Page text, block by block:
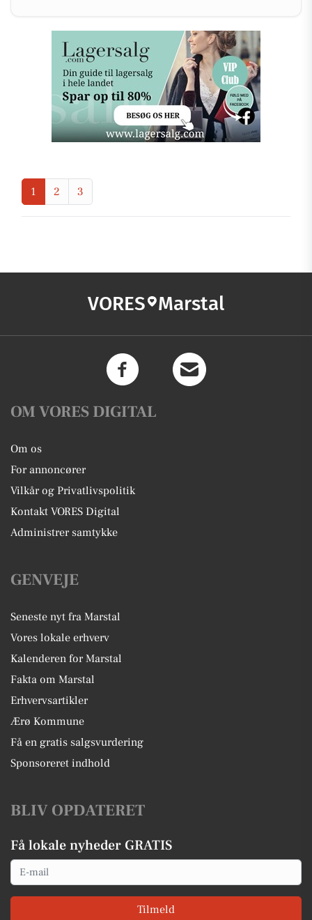
1 2 3
VORES Marstal
OM VORES DIGITAL
Om os
For annoncører
Vilkår og Privatlivspolitik
Kontakt VORES Digital
Administrer samtykke
GENVEJE
Seneste nyt fra Marstal
Vores lokale erhverv
Kalenderen for Marstal
Fakta om Marstal
Erhvervsartikler
Ærø Kommune
Få en gratis salgsvurdering
Sponsoreret indhold
BLIV OPDATERET
Få lokale nyheder GRATIS
Email
Tilmeld